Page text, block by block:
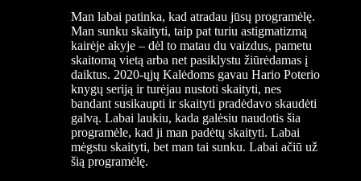
Man labai patinka, kad atradau jūsų programėlę.
Man sunku skaityti, taip pat turiu astigmatizmą
kairėje akyje – dėl to matau du vaizdus, pametu
skaitomą vietą arba net pasiklystu žiūrėdamas į
daiktus. 2020-ųjų Kalėdoms gavau Hario Poterio
knygų seriją ir turėjau nustoti skaityti, nes
bandant susikaupti ir skaityti pradėdavo skaudėti
galvą. Labai laukiu, kada galėsiu naudotis šia
programėle, kad ji man padėtų skaityti. Labai
mėgstu skaityti, bet man tai sunku. Labai ačiū už
šią programėlę.